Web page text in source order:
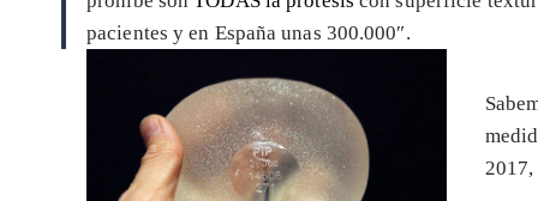
pacientes y en España unas 300.000″.
2017,